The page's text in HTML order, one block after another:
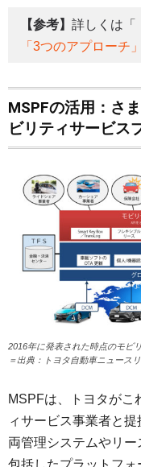
【参考】 詳しくは「
「3つのアプローチ
MSPFの活用：さ
ビリティサービス
2016年に発表された時点のモビ
＝出典：トヨタ自動車ニュース
MSPFは、トヨタがこ
ィサービス事業者と
両管理システムやリ